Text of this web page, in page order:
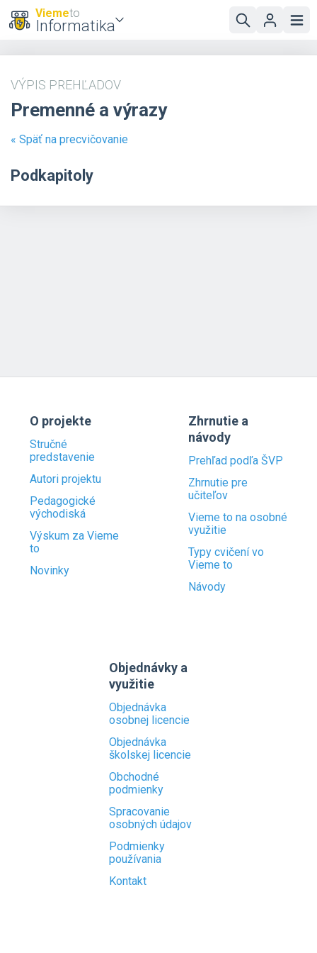
Viemeto
Informatika
VÝPIS PREHĽADOV
Premenné a výrazy
« Späť na precvičovanie
Podkapitoly
O projekte
Stručné
predstavenie
Autori projektu
Pedagogické
východiská
Výskum za Vieme
to
Novinky
Zhrnutie a
návody
Prehľad podľa ŠVP
Zhrnutie pre
učiteľov
Vieme to na osobné
využitie
Typy cvičení vo
Vieme to
Návody
Objednávky a
využitie
Objednávka
osobnej licencie
Objednávka
školskej licencie
Obchodné
podmienky
Spracovanie
osobných údajov
Podmienky
používania
Kontakt